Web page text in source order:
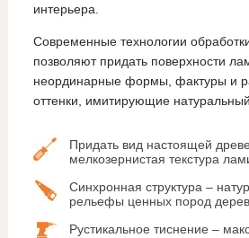
интерьера.
Современные технологии
позволяют придать поверхности
неординарные формы, фактуры и
оттенки, имитирующие
Придать вид настоящей
мелкозернистая текстура
Синхронная структура –
рельефы ценных пород
Рустикальное тиснение –